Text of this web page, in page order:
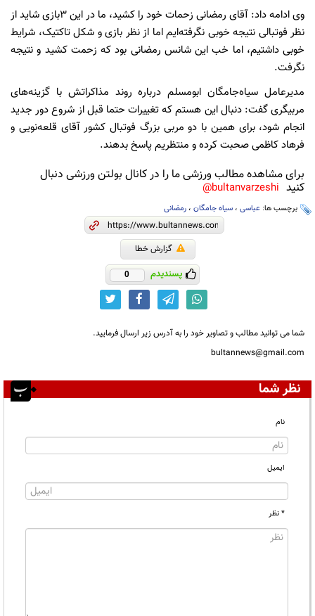
وی ادامه داد: آقای رمضانی زحمات خود را کشید، ما در این 3بازی شاید از
نظر فوتبالی نتیجه خوبی نگرفته‌ایم اما از نظر بازی و شکل تاکتیک، شرایط
خوبی داشتیم، اما خب این شانس رمضانی بود که زحمت کشید و نتیجه
نگرفت.
مدیرعامل سیاه‌جامگان ابومسلم درباره روند مذاکراتش با گزینه‌های
مربیگری گفت: دنبال این هستم که تغییرات حتما قبل از شروع دور جدید
انجام شود، برای همین با دو مربی بزرگ فوتبال کشور آقای قلعه‌نویی و
فرهاد کاظمی صحبت کرده و منتظریم پاسخ بدهند.
برای مشاهده مطالب ورزشی ما را در کانال بولتن ورزشی دنبال
کنید bultanvarzeshi@
برچسب ها: عباسی ، سیاه جامگان ، رمضانی
گزارش خطا
پسندیدم 0
شما می توانید مطالب و تصاویر خود را به آدرس زیر ارسال فرمایید.
bultannews@gmail.com
نظر شما
نام
ایمیل
* نظر